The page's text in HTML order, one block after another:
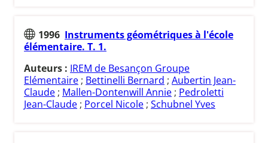
1996 Instruments géométriques à l'école
élémentaire. T. 1.
Auteurs : IREM de Besançon Groupe
Elémentaire ; Bettinelli Bernard ; Aubertin Jean-
Claude ; Mallen-Dontenwill Annie ; Pedroletti
Jean-Claude ; Porcel Nicole ; Schubnel Yves